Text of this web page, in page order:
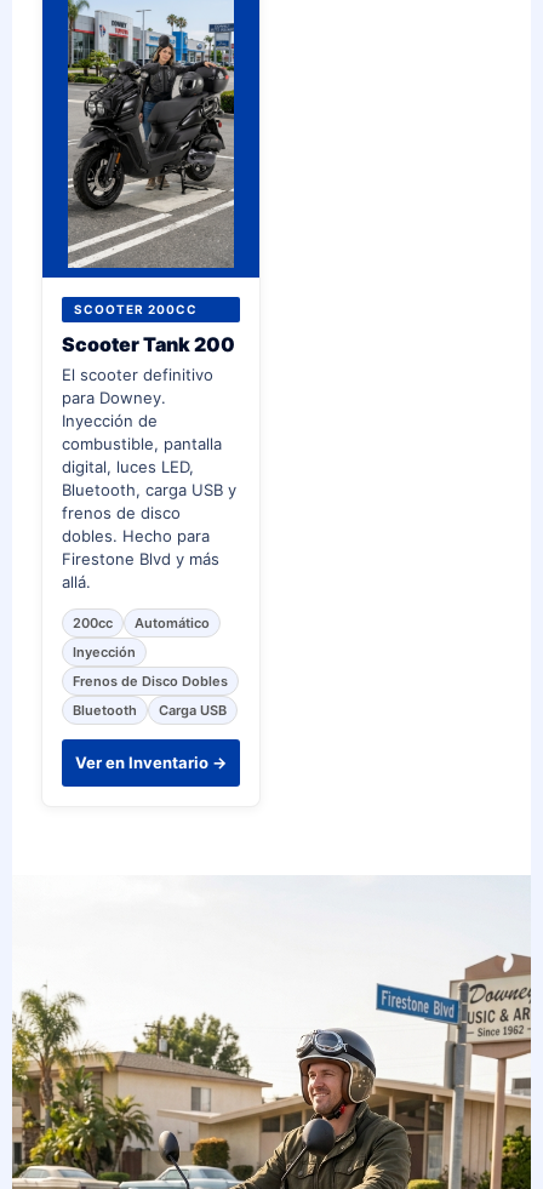
SCOOTER 200CC
Scooter Tank 200
El scooter definitivo
para Downey.
Inyección de
combustible, pantalla
digital, luces LED,
Bluetooth, carga USB y
frenos de disco
dobles. Hecho para
Firestone Blvd y más
allá.
200cc
Automático
Inyección
Frenos de Disco Dobles
Bluetooth
Carga USB
Ver en Inventario →